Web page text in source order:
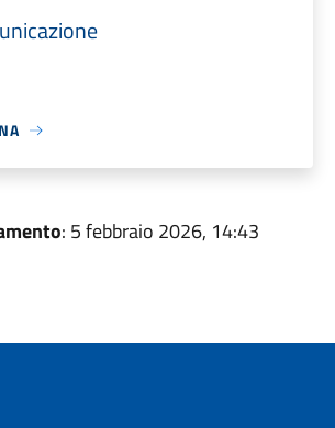
: 5 febbraio 2026, 14:43